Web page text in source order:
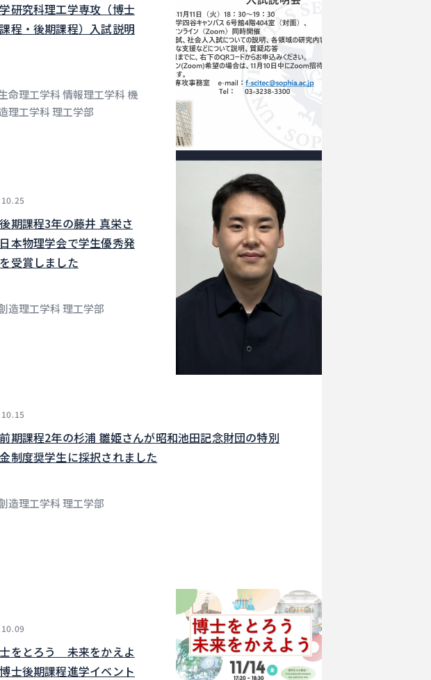
研究科理工学専攻（博士
程・後期課程）入試説明
命理工学科 情報理工学科 機
理工学科 理工学部
期課程3年の藤井 真栄さ
本物理学会で学生優秀発
受賞しました
造理工学科 理工学部
期課程2年の杉浦 雛姫さんが昭和池田記念財団の特別
制度奨学生に採択されました
造理工学科 理工学部
士をとろう 未来をかえよ
士後期課程進学イベント